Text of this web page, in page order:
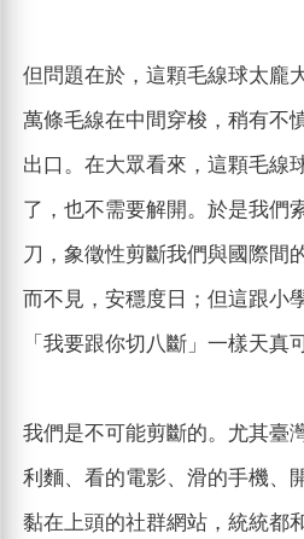
但問題在於，這顆毛線球太龐
萬條毛線在中間穿梭，稍有不
出口。在大眾看來，這顆毛線
了，也不需要解開。於是我們
刀，象徵性剪斷我們與國際間
而不見，安穩度日；但這跟小
「我要跟你切八斷」一樣天真
我們是不可能剪斷的。尤其臺
利麵、看的電影、滑的手機、
黏在上頭的社群網站，統統都